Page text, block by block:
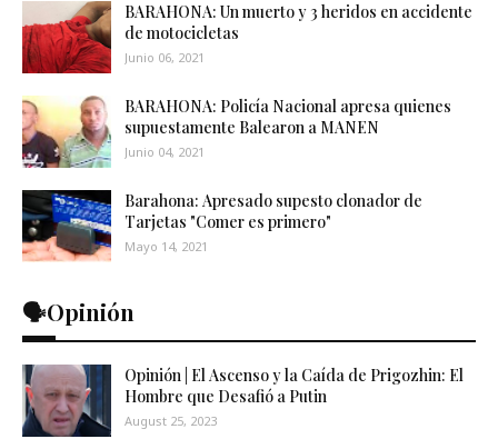
BARAHONA: Un muerto y 3 heridos en accidente
de motocicletas
Junio 06, 2021
BARAHONA: Policía Nacional apresa quienes
supuestamente Balearon a MANEN
Junio 04, 2021
Barahona: Apresado supesto clonador de
Tarjetas "Comer es primero"
Mayo 14, 2021
🗣️Opinión
Opinión | El Ascenso y la Caída de Prigozhin: El
Hombre que Desafió a Putin
August 25, 2023